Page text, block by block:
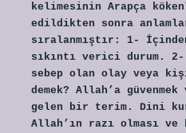
kelimesinin Arapça
edildikten sonra
sıralanmıştır: 1-
sıkıntı verici durum. 2-
sebep olan olay veya
demek? Allah’a güvenmek
gelen bir terim. Dini
Allah’ın razı olması ve